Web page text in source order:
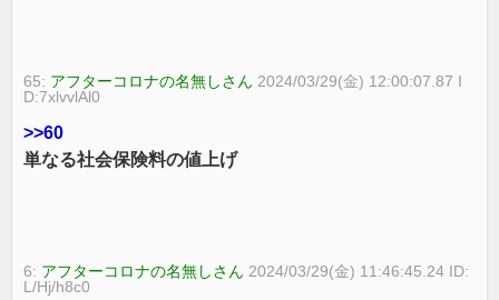
65: アフターコロナの名無しさん 2024/03/29(金) 12:00:07.87 I
D:7xlvvlAl0
>>60
単なる社会保険料の値上げ
6: アフターコロナの名無しさん 2024/03/29(金) 11:46:45.24 ID:
L/Hj/h8c0